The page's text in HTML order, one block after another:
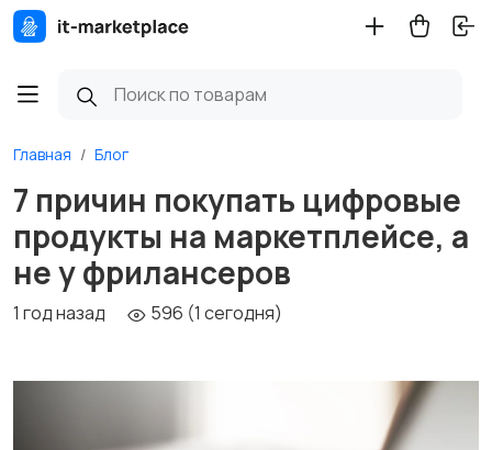
Главная Блог
7 причин покупать цифровые
продукты на маркетплейсе, а
не у фрилансеров
1 год назад 596 (1 сегодня)